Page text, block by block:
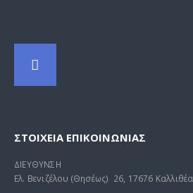
ΣΤΟΙΧΕΊΑ ΕΠΙΚΟΙΝΩΝΊΑΣ
ΔΙΕΥΘΥΝΣΗ
Ελ. Βενιζέλου (Θησέως) 26, 17676 Καλλιθέα